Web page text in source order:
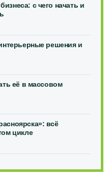
с чего начать и
решения и
её в массовом
всё
цикле